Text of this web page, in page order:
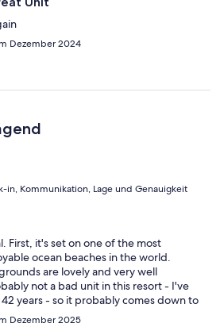
Dezember 2024
in, Kommunikation, Lage und Genauigkeit
First, it's set on one of the most
ocean beaches in the world.
are lovely and very well
not a bad unit in this resort - I've
years - so it probably comes down to
with owner, and standard of
Dezember 2025